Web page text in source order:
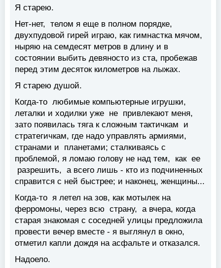
Я старею.
Нет-нет, телом я еще в полном порядке,
двухпудовой гирей играю, как гимнастка мячом,
ныряю на семдесят метров в длину и в
состоянии выбить девяносто из ста, пробежав
перед этим десяток километров на лыжах.
Я старею душой.
Когда-то любимые компьютерные игрушки,
леталки и ходилки уже не привлекают меня,
зато появилась тяга к сложным тактичкам и
стратегичкам, где надо управлять армиями,
странами и планетами; сталкиваясь с
проблемой, я ломаю голову не над тем, как ее
разрешить, а всего лишь - кто из подчиненных
справится с ней быстрее; и наконец, женщины...
Когда-то я летел на зов, как мотылек на
ферромоны, через всю страну, а вчера, когда
старая знакомая с соседней улицы предложила
провести вечер вместе - я выглянул в окно,
отметил капли дождя на асфальте и отказался.
Надоело.